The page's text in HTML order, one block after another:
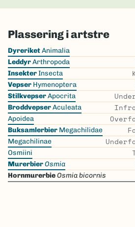
Plassering i artstre
Skip
the
list
DyreriketAnimalia
LeddyrArthropoda
InsekterInsecta
Vepser Hymenoptera
StilkvepserApocrita
BroddvepserAculeata
Apoidea
Buksamlerbier Megachilidae
Megachilinae
Osmiini
MurerbierOsmia
HornmurerbieOsmia bicornis